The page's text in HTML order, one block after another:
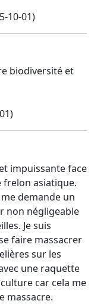
10-01)
biodiversité et
impuissante face
frelon asiatique.
demande un
non négligeable
Je suis
faire massacrer
sur les
une raquette
car cela me
massacre.